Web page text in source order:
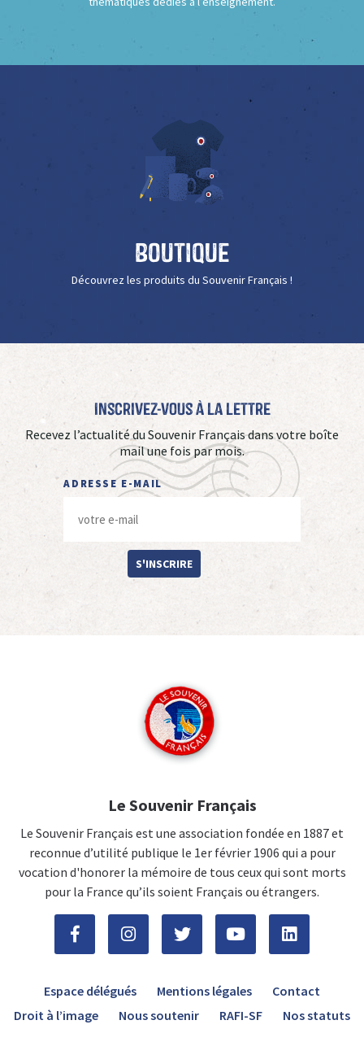
Boutique
Découvrez les produits du Souvenir Français !
Inscrivez-vous à La Lettre
Recevez l’actualité du Souvenir Français dans votre boîte
mail une fois par mois.
ADRESSE E-MAIL
S'INSCRIRE
Le Souvenir Français
Le Souvenir Français est une association fondée en 1887 et
reconnue d’utilité publique le 1er février 1906 qui a pour
vocation d'honorer la mémoire de tous ceux qui sont morts
pour la France qu’ils soient Français ou étrangers.
Espace délégués Mentions légales
Contact
Droit à l’image
Nous soutenir RAFI-SF Nos statuts